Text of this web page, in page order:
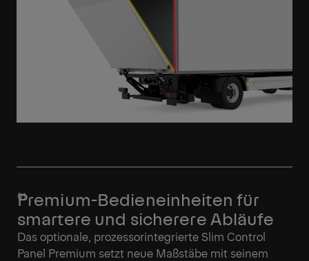
Premium-Bedieneinheiten für
smartere und sicherere Abläufe
Das optionale, prozessorintegrierte Slim Control
Panel Premium setzt neue Maßstäbe mit seinem